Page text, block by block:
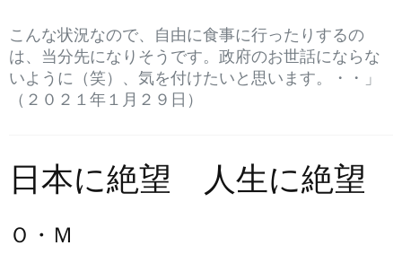
こんな状況なので、自由に食事に行ったりするの
は、当分先になりそうです。政府のお世話にならな
いように（笑）、気を付けたいと思います。・・」
（２０２１年１月２９日）
日本に絶望 人生に絶望
Ｏ・Ｍ